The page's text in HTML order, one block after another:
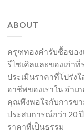
ABOUT
ครุฑทองคำรับซื้อขอ
รีไซเคิลและของเก่าที่
ประเมินราคาที่โปร่ง
อาชีพของเราใน อำเ
คุณพึงพอใจกับการขา
ประสบการณ์กว่า 20
ราคาที่เป็นธรรม